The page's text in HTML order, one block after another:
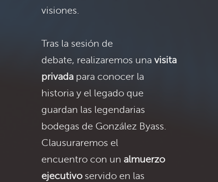
visiones.
Tras la sesión de
debate, realizaremos una visita
privada para conocer la
historia y el legado que
guardan las legendarias
bodegas de González Byass.
Clausuraremos el
encuentro con un almuerzo
ejecutivoservido en las